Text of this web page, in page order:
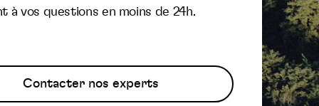
à vos questions en moins de 24h.
Contacter nos experts